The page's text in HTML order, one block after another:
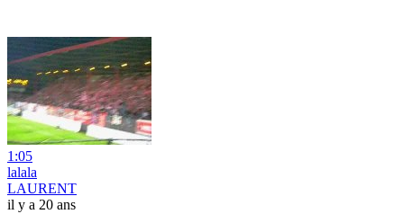
1:05
lalala
LAURENT
il y a 20 ans